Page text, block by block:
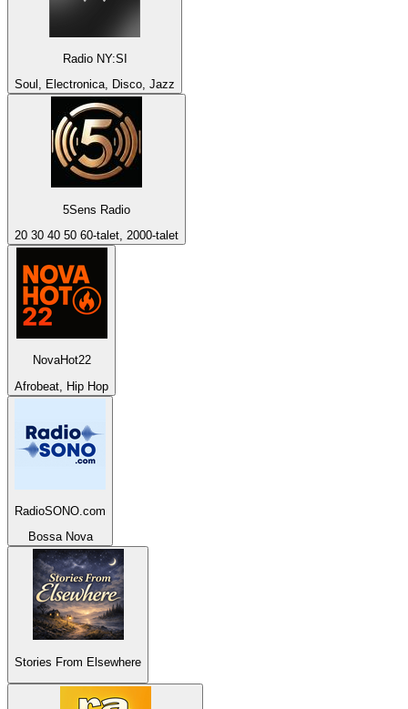
Radio NY:SI
Soul, Electronica, Disco, Jazz
5Sens Radio
20 30 40 50 60-talet, 2000-talet
NovaHot22
Afrobeat, Hip Hop
RadioSONO.com
Bossa Nova
Stories From Elsewhere